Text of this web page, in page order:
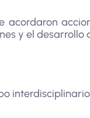
acordaron
y el